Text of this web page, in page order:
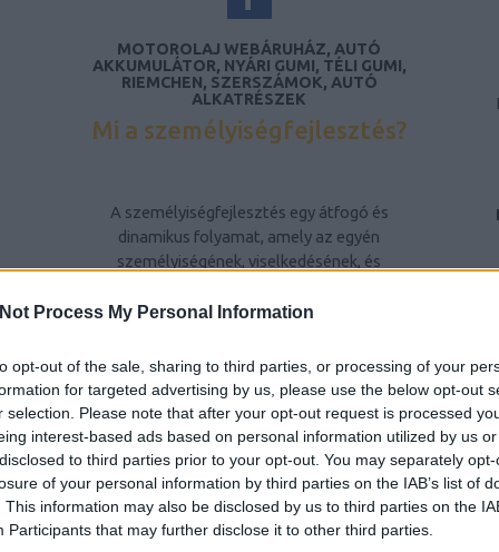
Process My Personal Information
opt-out of the sale, sharing to third parties, or processing of your
for targeted advertising by us, please use the below opt-out
selection. Please note that after your opt-out request is processed
interest-based ads based on personal information utilized by us
to third parties prior to your opt-out. You may separately
of your personal information by third parties on the IAB’s list of
This information may also be disclosed by us to third parties on the
Participants that may further disclose it to other third parties.
MOTOROLAJ WEBÁRUHÁZ, AUTÓ
AKKUMULÁTOR, NYÁRI GUMI, TÉLI GUMI,
RIEMCHEN, SZERSZÁMOK, AUTÓ
ALKATRÉSZEK
Mi a személyiségfejlesztés?
A személyiségfejlesztés egy átfogó és
dinamikus folyamat, amely az egyén
személyiségének, viselkedésének, és
irányul. Ez a folyamat nem csupán az egyén
hanem a környezetével való interakciójának
javítását is. A személyiségfejlesztés célja,
hogy az egyén képessé váljon arra, hogy
pozitív módon befolyásolja saját életét, és
hatékonyabban kezelje a mindennapi
kihívásokat és konfliktusokat.
A személyiségfejlesztés fontossága